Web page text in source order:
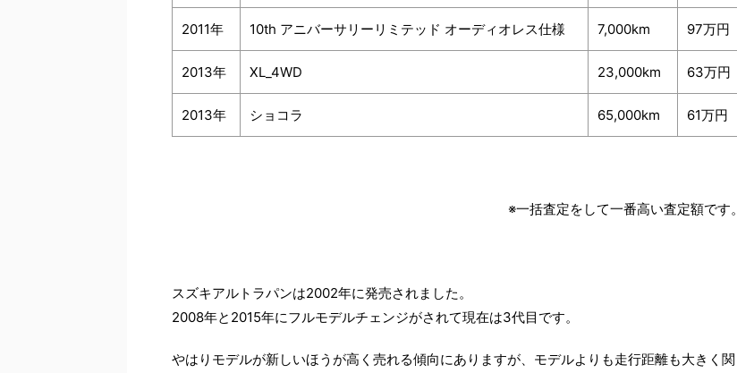
2011年 10th アニバーサリーリミテッド オーディオレス仕様 7,000km 97万円
2013年 XL_4WD 23,000km 63万円
2013年 ショコラ 65,000km 61万円
※一括査定をして一番高い査定額です。
スズキアルトラパンは2002年に発売されました。
2008年と2015年にフルモデルチェンジがされて現在は3代目です。
やはりモデルが新しいほうが高く売れる傾向にありますが、モデルよりも走行距離も大きく関